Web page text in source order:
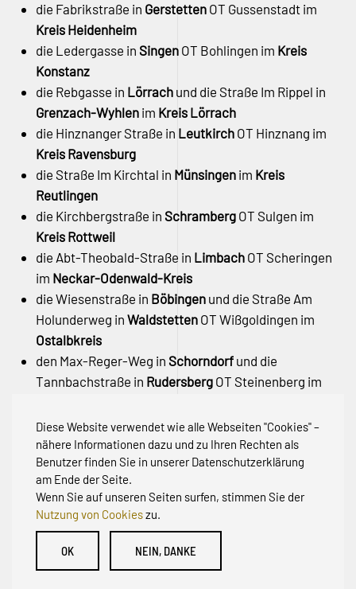
Diese Website verwendet wie alle Webseiten "Cookies" –
nähere Informationen dazu und zu Ihren Rechten als
Benutzer finden Sie in unserer Datenschutzerklärung
am Ende der Seite.
Wenn Sie auf unseren Seiten surfen, stimmen Sie der
Nutzung von Cookieszu.
OK NEIN, DANKE
die Fabrikstraße in Gerstetten OT Gussenstadt im
Kreis Heidenheim
die Ledergasse in Singen OT Bohlingen im Kreis
Konstanz
die Rebgasse in Lörrach und die Straße Im Rippel in
Grenzach-Wyhlen im Kreis Lörrach
die Hinznanger Straße in Leutkirch OT Hinznang im
Kreis Ravensburg
die Straße Im Kirchtal in Münsingen im Kreis
Reutlingen
die Kirchbergstraße in Schramberg OT Sulgen im
Kreis Rottweil
die Abt-Theobald-Straße in Limbach OT Scheringen
im Neckar-Odenwald-Kreis
die Wiesenstraße in Böbingen und die Straße Am
Holunderweg in Waldstetten OT Wißgoldingen im
Ostalbkreis
den Max-Reger-Weg in Schorndorf und die
Tannbachstraße in Rudersberg OT Steinenberg im
den Rehhagweg inFreiburgOT Günterstal –Stadt
Freiburg
© Initiative zur Abwehr von Erschließungsbeiträgen für